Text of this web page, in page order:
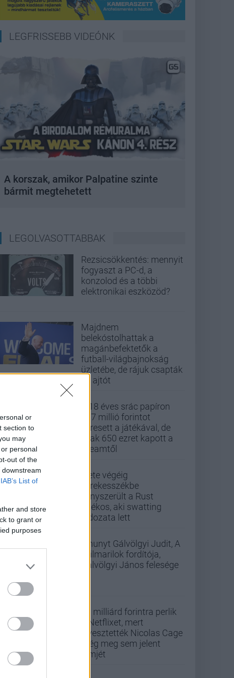
or
section to
may
personal
out of the
IAB’s List of
and store
to grant or
purposes
LEGFRISSEBB VIDEÓNK
A korszak, amikor Palpatine szinte
bármit megtehetett
LEGOLVASOTTABBAK
Rezsicsökkentés: mennyit
fogyaszt a PC-d, a
konzolod és a többi
elektronikai eszközöd?
Majdnem
belekóstolhattak a
magánbefektetők a
futball-világbajnokság
üzletébe, de rájuk csapták
az ajtót
A 18 éves srác papíron
437 millió forintot
keresett a játékával, de
csak 650 ezret kapott a
Steamtől
Élete végéig
kerekesszékbe
kényszerült a Rust
játékos, aki swatting
áldozata lett
Elhunyt Gálvölgyi Judit, A
szilmarilok fordítója,
Gálvölgyi János felesége
33 milliárd forintra perlik
a Netflixet, mert
elvesztették Nicolas Cage
még meg sem jelent
filmjét